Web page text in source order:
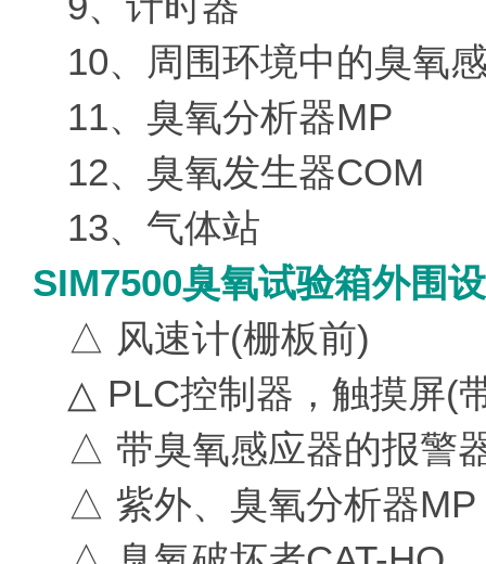
10、周围环境中的臭氧
11、臭氧分析器MP
12、臭氧发生器COM
13、气体站
SIM7500臭氧试验箱外围
△ 风速计(栅板前)
△ PLC控制器，触摸屏(
△ 带臭氧感应器的报警
△ 紫外、臭氧分析器MP